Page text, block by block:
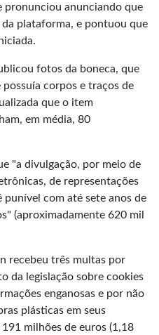
pronunciou anunciando que
plataforma, e pontuou que
fotos da boneca, que
corpos e traços de
que o item
em média, 80
"a divulgação, por meio de
de representações
com até sete anos de
(aproximadamente 620 mil
recebeu três multas por
da legislação sobre cookies
enganosas e por não
plásticas em seus
milhões de euros (1,18